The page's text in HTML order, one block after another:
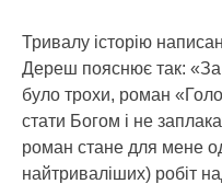
Тривалу історію
Дереш пояснює так:
було трохи, роман
стати Богом і не
роман стане для мене
найтриваліших) робіт